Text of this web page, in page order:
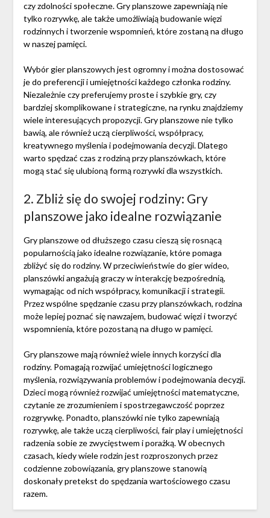
czy zdolności społeczne. Gry planszowe zapewniają nie
tylko rozrywkę, ale także umożliwiają budowanie więzi
rodzinnych i tworzenie wspomnień, które zostaną na długo
w naszej pamięci.
Wybór gier planszowych jest ogromny i można dostosować
je do preferencji i umiejętności każdego członka rodziny.
Niezależnie czy preferujemy proste i szybkie gry, czy
bardziej skomplikowane i strategiczne, na rynku znajdziemy
wiele interesujących propozycji. Gry planszowe nie tylko
bawią, ale również uczą cierpliwości, współpracy,
kreatywnego myślenia i podejmowania decyzji. Dlatego
warto spędzać czas z rodziną przy planszówkach, które
mogą stać się ulubioną formą rozrywki dla wszystkich.
2. Zbliż się do swojej rodziny: Gry
planszowe jako idealne rozwiązanie
Gry planszowe od dłuższego czasu cieszą się rosnącą
popularnością jako idealne rozwiązanie, które pomaga
zbliżyć się do rodziny. W przeciwieństwie do gier wideo,
planszówki angażują graczy w interakcję bezpośrednią,
wymagając od nich współpracy, komunikacji i strategii.
Przez wspólne spędzanie czasu przy planszówkach, rodzina
może lepiej poznać się nawzajem, budować więzi i tworzyć
wspomnienia, które pozostaną na długo w pamięci.
Gry planszowe mają również wiele innych korzyści dla
rodziny. Pomagają rozwijać umiejętności logicznego
myślenia, rozwiązywania problemów i podejmowania decyzji.
Dzieci mogą również rozwijać umiejętności matematyczne,
czytanie ze zrozumieniem i spostrzegawczość poprzez
rozgrywkę. Ponadto, planszówki nie tylko zapewniają
rozrywkę, ale także uczą cierpliwości, fair play i umiejętności
radzenia sobie ze zwycięstwem i porażką. W obecnych
czasach, kiedy wiele rodzin jest rozproszonych przez
codzienne zobowiązania, gry planszowe stanowią
doskonały pretekst do spędzania wartościowego czasu
razem.